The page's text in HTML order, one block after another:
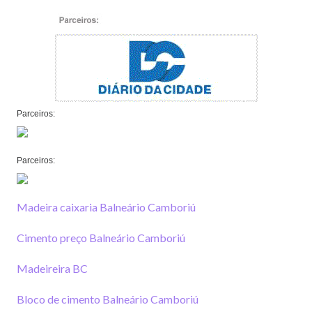
Parceiros:
Parceiros:
Madeira caixaria Balneário Camboriú
Cimento preço Balneário Camboriú
Madeireira BC
Bloco de cimento Balneário Camboriú